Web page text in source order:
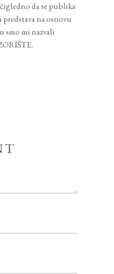
da se publika
na osnovu
smo mi nazvali